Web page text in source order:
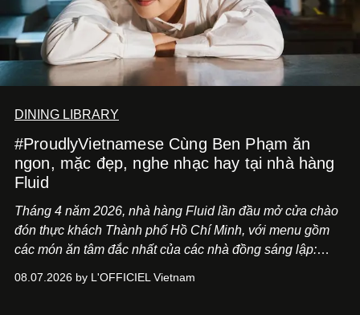
DINING LIBRARY
#ProudlyVietnamese Cùng Ben Phạm ăn
ngon, mặc đẹp, nghe nhạc hay tại nhà hàng
Fluid
Tháng 4 năm 2026, nhà hàng Fluid lần đầu mở cửa chào
đón thực khách Thành phố Hồ Chí Minh, với menu gồm
các món ăn tâm đắc nhất của các nhà đồng sáng lập:
món ăn đa dạng từ Á đến Âu nhanh chóng được yêu thích
08.07.2026 by L'OFFICIEL Vietnam